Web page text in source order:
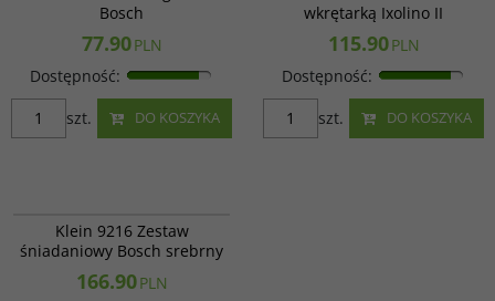
Bosch
77.90PLN
Dostępność:
DO KOSZYKA
szt.
wkrętarką Ixolino II
115.90PLN
Dostępność:
DO KOSZYKA
szt.
Klein 9216 Zestaw
śniadaniowy Bosch srebrny
166.90PLN